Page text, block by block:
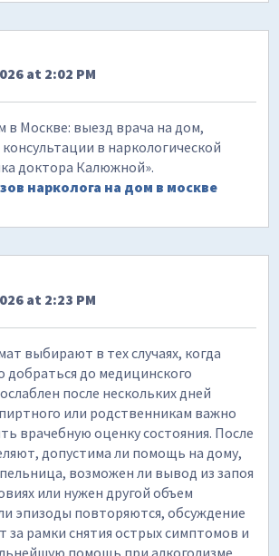
at 2:02 PM
в Москве: выезд врача на дом,
в наркологической
доктора Калюжной».
нарколога на дом в москве
at 2:23 PM
выбирают в тех случаях, когда
добраться до медицинского
после нескольких дней
или родственникам важно
врачебную оценку состояния. После
допустима ли помощь на дому,
возможен ли вывод из запоя
или нужен другой объем
эпизоды повторяются, обсуждение
за рамки снятия острых симптомов и
помощь при алкоголизме.